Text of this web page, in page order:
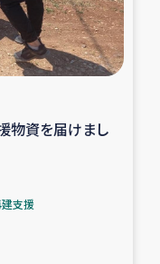
ア日誌
農家生産支援
物資を届けまし
建支援